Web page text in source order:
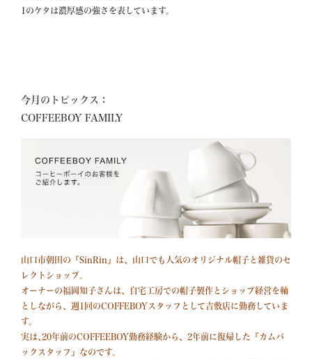
1のケタは濃厚感の強さを表しています。
今月のトピックス：
山口市朝田の『SinRin』は、山口でも人気のオリジナル帽子と雑貨のセ
レクトショップ｡
オーナーの福岡知子さんは、自宅工房での帽子製作とショップ経営を軸
としながら、週1回のCOFFEBOYスタッフとして吉敷店に勤務していま
す。
実は､20年前のCOFFEEBOY勤務経験から、2年前に復帰した『カムバ
ックスタッフ』なのです。